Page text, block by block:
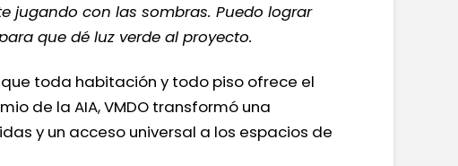
jugando con las sombras. Puedo lograr
que dé luz verde al proyecto.
toda habitación y todo piso ofrece el
de la AIA, VMDO transformó una
y un acceso universal a los espacios de